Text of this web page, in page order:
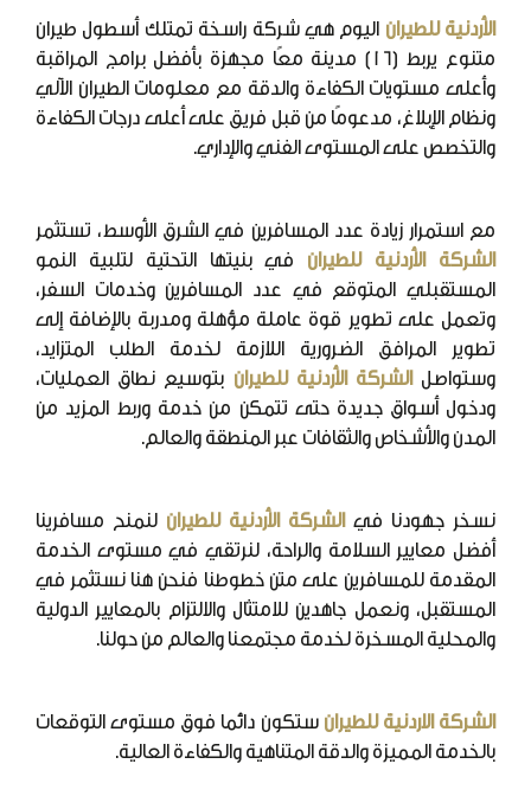
الأردنية للطيران اليوم هي شركة راسخة تمتلك أسطول طيران
متنوع يربط (16) مدينة معًا مجهزة بأفضل برامج المراقبة
وأعلى مستويات الكفاءة والدقة مع معلومات الطيران الآلي
ونظام الإبلاغ، مدعومًا من قبل فريق على أعلى درجات الكفاءة
والتخصص على المستوى الفني والإداري.
مع استمرار زيادة عدد المسافرين في الشرق الأوسط، تستثمر
الشركة الأردنية للطيران في بنيتها التحتية لتلبية النمو
المستقبلي المتوقع في عدد المسافرين وخدمات السفر،
وتعمل على تطوير قوة عاملة مؤهلة ومدربة بالإضافة إلى
تطوير المرافق الضرورية اللازمة لخدمة الطلب المتزايد،
وستواصل الشركة الأردنية للطيران بتوسيع نطاق العمليات،
ودخول أسواق جديدة حتى تتمكن من خدمة وربط المزيد من
المدن والأشخاص والثقافات عبر المنطقة والعالم.
نسخر جهودنا في الشركة الأردنية للطيران لنمنح مسافرينا
أفضل معايير السلامة والراحة، لنرتقي في مستوى الخدمة
المقدمة للمسافرين على متن خطوطنا فنحن هنا نستثمر في
المستقبل، ونعمل جاهدين للامتثال والالتزام بالمعايير الدولية
والمحلية المسخرة لخدمة مجتمعنا والعالم من حولنا.
الشركة الاردنية للطيران ستكون دائما فوق مستوى التوقعات
بالخدمة المميزة والدقة المتناهية والكفاءة العالية.